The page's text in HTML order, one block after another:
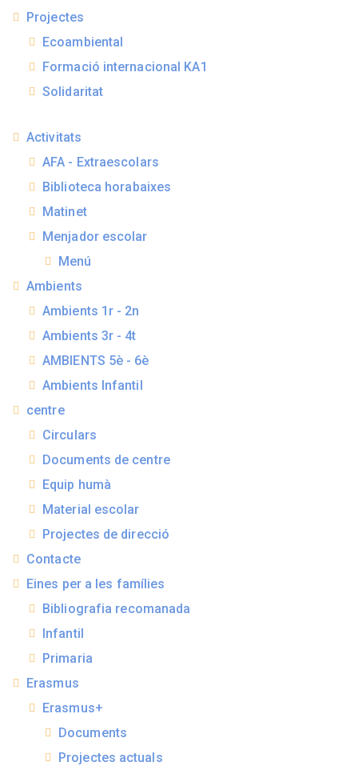
Projectes
Ecoambiental
Formació internacional KA1
Solidaritat
Activitats
AFA - Extraescolars
Biblioteca horabaixes
Matinet
Menjador escolar
Menú
Ambients
Ambients 1r - 2n
Ambients 3r - 4t
AMBIENTS 5è - 6è
Ambients Infantil
centre
Circulars
Documents de centre
Equip humà
Material escolar
Projectes de direcció
Contacte
Eines per a les famílies
Bibliografia recomanada
Infantil
Primaria
Erasmus
Erasmus+
Documents
Projectes actuals